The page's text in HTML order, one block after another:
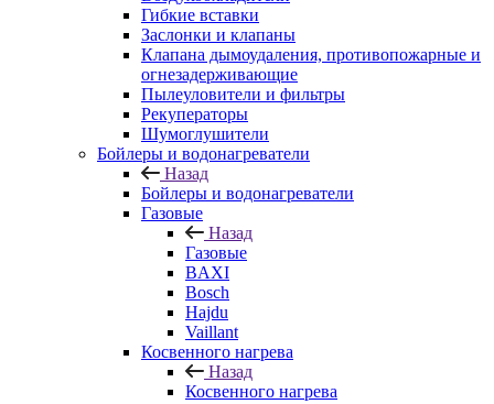
Гибкие вставки
Заслонки и клапаны
Клапана дымоудаления, противопожарные и
огнезадерживающие
Пылеуловители и фильтры
Рекуператоры
Шумоглушители
Бойлеры и водонагреватели
Назад
Бойлеры и водонагреватели
Газовые
Назад
Газовые
BAXI
Bosch
Hajdu
Vaillant
Косвенного нагрева
Назад
Косвенного нагрева